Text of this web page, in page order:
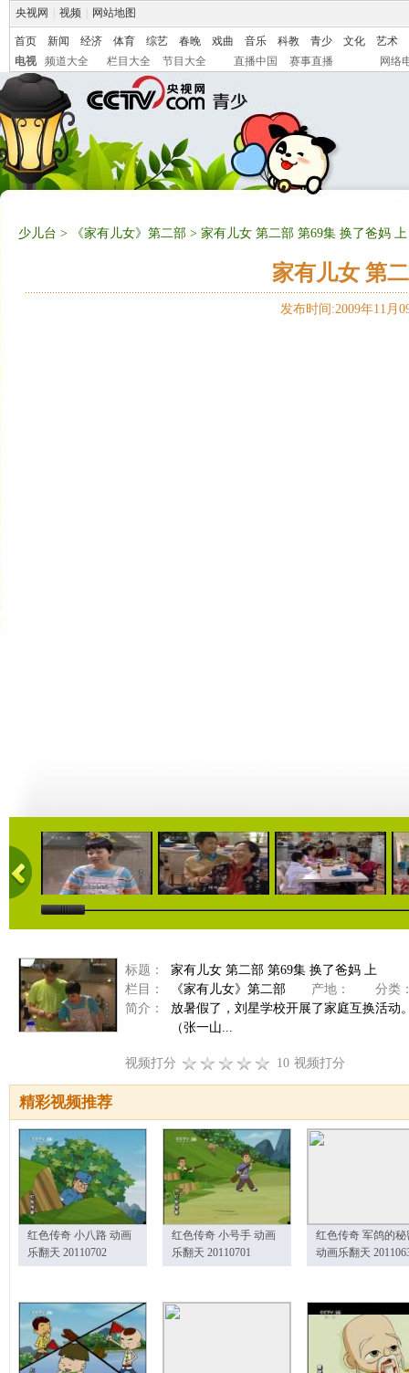
央视网 视频 网站地图
首页 新闻 经济 体育 综艺 春晚 戏曲 音乐 科教 青少 文化
艺术
电视
频道大全 栏目大全 节目大全 直播中国 赛事直播 网络
少儿台 > 《家有儿女》第二部 > 家有儿女 第二部 第69集 换了爸妈 上
家有儿女 第
发布时间:2009年11月
22:49 21:40 21:29
标题：
家有儿女 第二部 第69集 换了爸妈 上
栏目：
《家有儿女》第二部 产地：
分类
简介：
放暑假了，刘星学校开展了家庭互换活动
（张一山...
视频打分 10 视频打分
精彩视频推荐
红色传奇 小八路 动画
乐翻天 20110702
红色传奇 小号手 动画
乐翻天 20110701
红色传奇 军鸽的秘
动画乐翻天